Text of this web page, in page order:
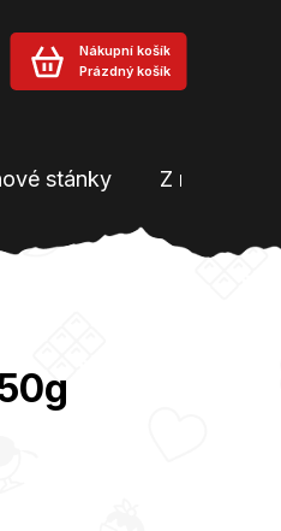
Nákupní košík
Prázdný košík
stánky Z našeho